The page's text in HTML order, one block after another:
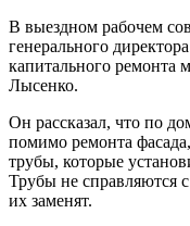
В выездном рабочем
генерального
капитального
Лысенко.
Он рассказал, что по
помимо ремонта
трубы, которые
Трубы не справляются
их заменят.